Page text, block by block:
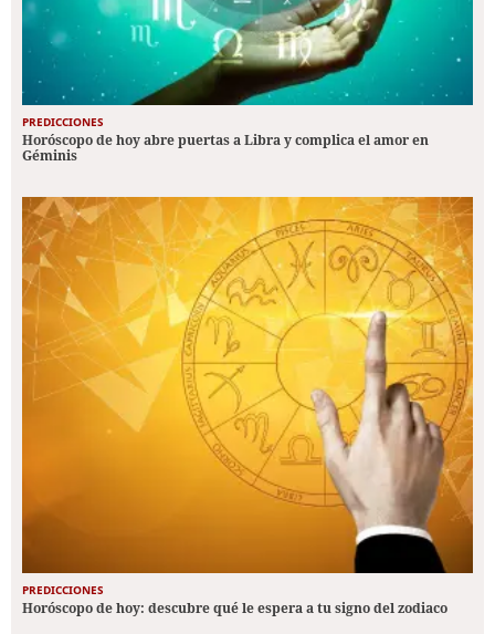
PREDICCIONES
Horóscopo de hoy abre puertas a Libra y complica el amor en
Géminis
PREDICCIONES
Horóscopo de hoy: descubre qué le espera a tu signo del zodiaco